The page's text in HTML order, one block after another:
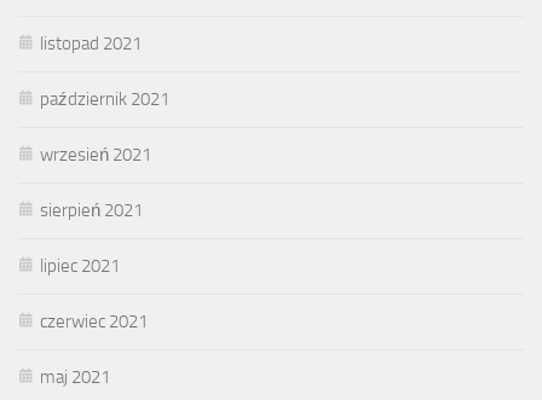
listopad 2021
październik 2021
wrzesień 2021
sierpień 2021
lipiec 2021
czerwiec 2021
maj 2021